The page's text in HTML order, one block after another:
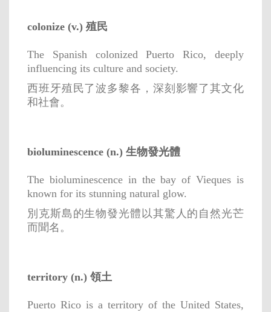
colonize (v.) 殖民
The Spanish colonized Puerto Rico, deeply
influencing its culture and society.
西班牙殖民了波多黎各，深刻影響了其文化
和社會。
bioluminescence (n.) 生物發光體
The bioluminescence in the bay of Vieques is
known for its stunning natural glow.
別克斯島的生物發光體以其驚人的自然光芒
而聞名。
territory (n.) 領土
Puerto Rico is a territory of the United States,